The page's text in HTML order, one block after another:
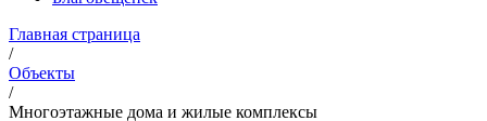
Главная страница
/
Объекты
/
Многоэтажные дома и жилые комплексы